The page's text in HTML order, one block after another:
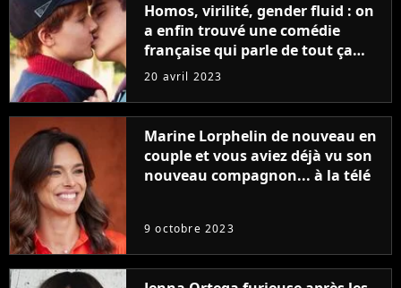
Homos, virilité, gender fluid : on
a enfin trouvé une comédie
française qui parle de tout ça
sans être super ringarde
20 avril 2023
Marine Lorphelin de nouveau en
couple et vous aviez déjà vu son
nouveau compagnon... à la télé
9 octobre 2023